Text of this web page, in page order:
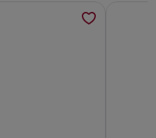
Near City Center Of